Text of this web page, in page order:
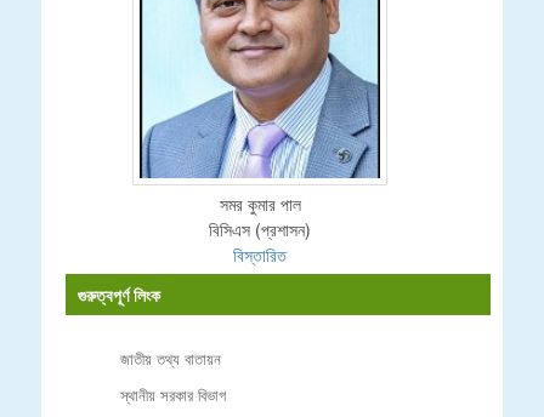
সমর কুমার পাল
বিসিএস (প্রশাসন)
বিস্তারিত
গুরুত্বপূর্ণ লিংক
জাতীয় তথ্য বাতায়ন
স্থানীয় সরকার বিভাগ